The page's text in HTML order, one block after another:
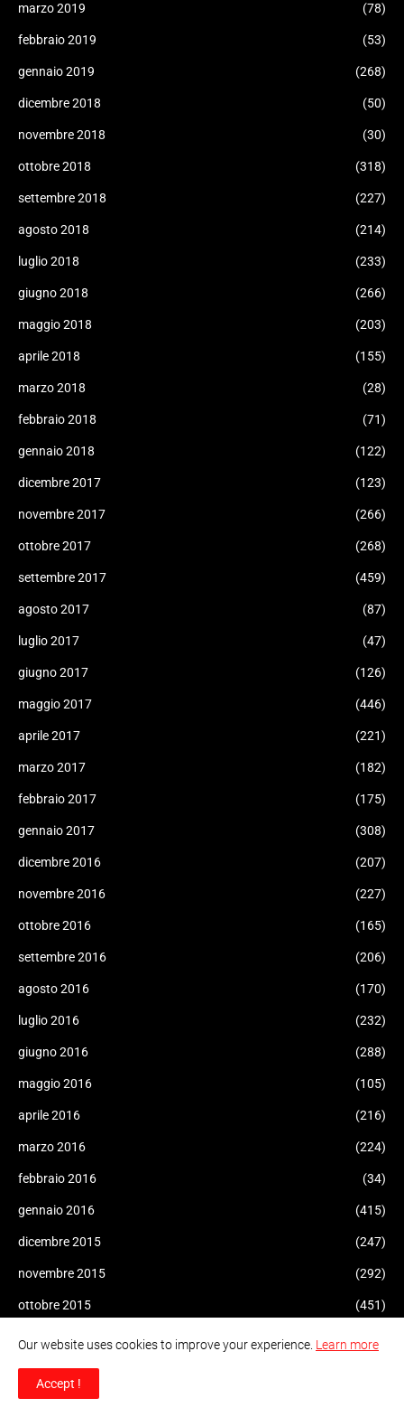
marzo 2019 (78)
febbraio 2019 (53)
gennaio 2019 (268)
dicembre 2018 (50)
novembre 2018 (30)
ottobre 2018 (318)
settembre 2018 (227)
agosto 2018 (214)
luglio 2018 (233)
giugno 2018 (266)
maggio 2018 (203)
aprile 2018 (155)
marzo 2018 (28)
febbraio 2018 (71)
gennaio 2018 (122)
dicembre 2017 (123)
novembre 2017 (266)
ottobre 2017 (268)
settembre 2017 (459)
agosto 2017 (87)
luglio 2017 (47)
giugno 2017 (126)
maggio 2017 (446)
aprile 2017 (221)
marzo 2017 (182)
febbraio 2017 (175)
gennaio 2017 (308)
dicembre 2016 (207)
novembre 2016 (227)
ottobre 2016 (165)
settembre 2016 (206)
agosto 2016 (170)
luglio 2016 (232)
giugno 2016 (288)
maggio 2016 (105)
aprile 2016 (216)
marzo 2016 (224)
febbraio 2016 (34)
gennaio 2016 (415)
dicembre 2015 (247)
novembre 2015 (292)
ottobre 2015 (451)
settembre 2015
agosto 2015
luglio 2015
Our website uses cookies to improve your experience. Learn more
Accept !